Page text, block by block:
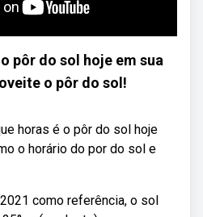
pôr do sol hoje em sua
o pôr do sol!
horas é o pôr do sol hoje
o horário do por do sol e
como referência, o sol